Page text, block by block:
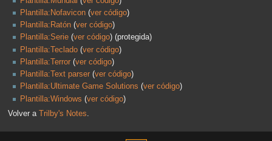
Plantilla:Nofavicon (ver código)
Plantilla:Ratón (ver código)
Plantilla:Serie (ver código) (protegida)
Plantilla:Teclado (ver código)
Plantilla:Terror (ver código)
Plantilla:Text parser (ver código)
Plantilla:Ultimate Game Solutions (ver código)
Plantilla:Windows (ver código)
Volver a Trilby's Notes